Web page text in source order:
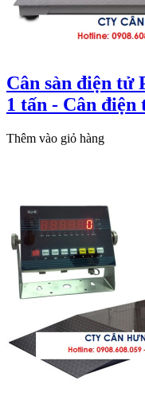
Cân sàn điện tử
1 tấn - Cân
Thêm vào giỏ hàng